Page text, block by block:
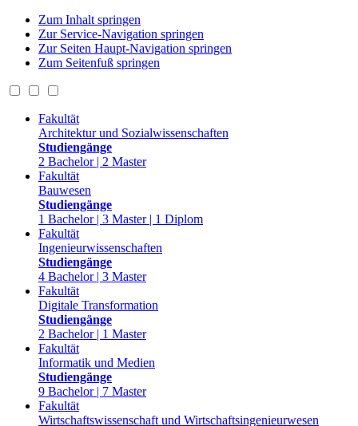
Zum Inhalt springen
Zur Service-Navigation springen
Zur Seiten Haupt-Navigation springen
Zum Seitenfuß springen
Fakultät
Architektur und Sozialwissenschaften
Studiengänge
2 Bachelor | 2 Master
Fakultät
Bauwesen
Studiengänge
1 Bachelor | 3 Master | 1 Diplom
Fakultät
Ingenieurwissenschaften
Studiengänge
4 Bachelor | 3 Master
Fakultät
Digitale Transformation
Studiengänge
2 Bachelor | 1 Master
Fakultät
Informatik und Medien
Studiengänge
9 Bachelor | 7 Master
Fakultät
Wirtschaftswissenschaft und Wirtschaftsingenieurwesen